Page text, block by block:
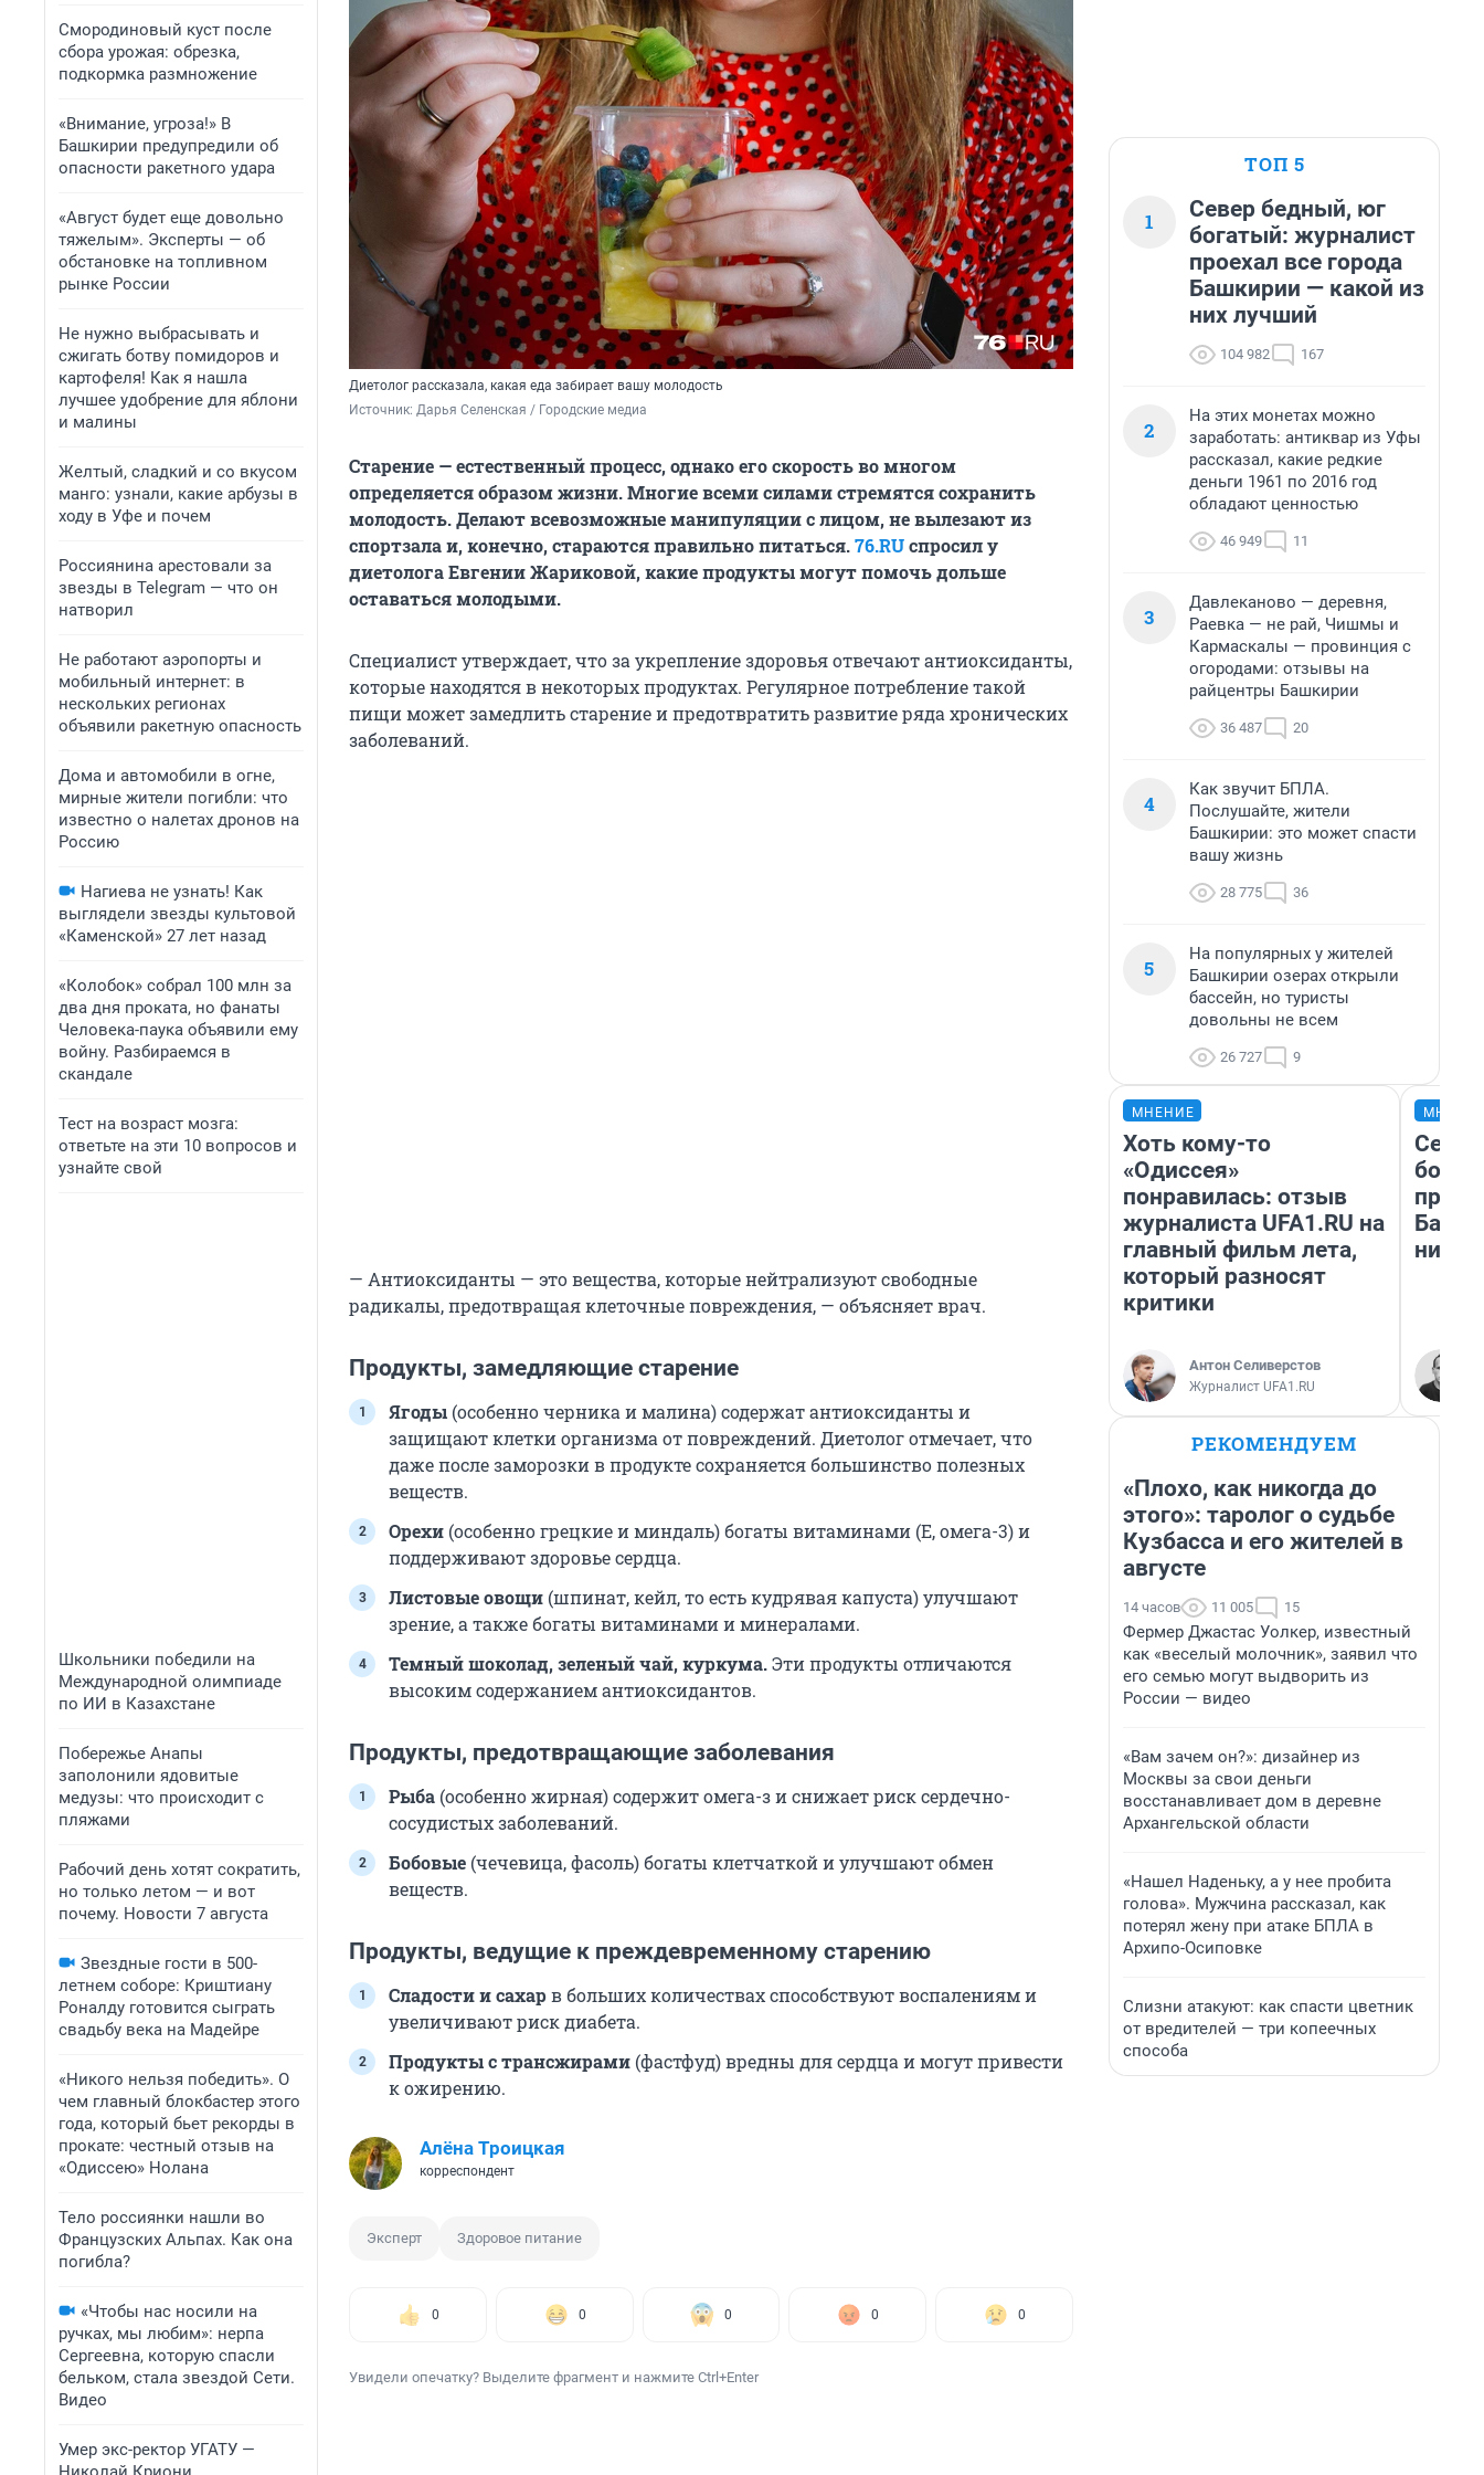
Смородиновый куст после
сбора урожая: обрезка,
подкормка размножение
«Внимание, угроза!» В
Башкирии предупредили об
опасности ракетного удара
«Август будет еще довольно
тяжелым». Эксперты — об
обстановке на топливном
рынке России
Не нужно выбрасывать и
сжигать ботву помидоров и
картофеля! Как я нашла
лучшее удобрение для яблони
и малины
Желтый, сладкий и со вкусом
манго: узнали, какие арбузы в
ходу в Уфе и почем
Россиянина арестовали за
звезды в Telegram — что он
натворил
Не работают аэропорты и
мобильный интернет: в
нескольких регионах
объявили ракетную опасность
Дома и автомобили в огне,
мирные жители погибли: что
известно о налетах дронов на
Россию
Нагиева не узнать! Как
выглядели звезды культовой
«Каменской» 27 лет назад
«Колобок» собрал 100 млн за
два дня проката, но фанаты
Человека-паука объявили ему
войну. Разбираемся в
скандале
Тест на возраст мозга:
ответьте на эти 10 вопросов и
узнайте свой
Школьники победили на
Международной олимпиаде
по ИИ в Казахстане
Побережье Анапы
заполонили ядовитые
медузы: что происходит с
пляжами
Рабочий день хотят сократить,
но только летом — и вот
почему. Новости 7 августа
Звездные гости в 500-
летнем соборе: Криштиану
Роналду готовится сыграть
свадьбу века на Мадейре
«Никого нельзя победить». О
чем главный блокбастер этого
года, который бьет рекорды в
прокате: честный отзыв на
«Одиссею» Нолана
Тело россиянки нашли во
Французских Альпах. Как она
погибла?
«Чтобы нас носили на
ручках, мы любим»: нерпа
Сергеевна, которую спасли
бельком, стала звездой Сети.
Видео
Умер экс-ректор УГАТУ —
Диетолог рассказала, какая еда забирает вашу молодость
Источник: Дарья Селенская / Городские медиа
Старение — естественный процесс, однако его скорость во многом
определяется образом жизни. Многие всеми силами стремятся сохранить
молодость. Делают всевозможные манипуляции с лицом, не вылезают из
спортзала и, конечно, стараются правильно питаться.76.RUспросил у
диетолога Евгении Жариковой, какие продукты могут помочь дольше
оставаться молодыми.
Специалист утверждает, что за укрепление здоровья отвечают антиоксиданты,
которые находятся в некоторых продуктах. Регулярное потребление такой
пищи может замедлить старение и предотвратить развитие ряда хронических
заболеваний.
— Антиоксиданты — это вещества, которые нейтрализуют свободные
радикалы, предотвращая клеточные повреждения, — объясняет врач.
Продукты, замедляющие старение
Ягоды (особенно черника и малина) содержат антиоксиданты и
защищают клетки организма от повреждений. Диетолог отмечает, что
даже после заморозки в продукте сохраняется большинство полезных
веществ.
Орехи (особенно грецкие и миндаль) богаты витаминами (Е, омега-3) и
поддерживают здоровье сердца.
Листовые овощи (шпинат, кейл, то есть кудрявая капуста) улучшают
зрение, а также богаты витаминами и минералами.
Темный шоколад, зеленый чай, куркума.Эти продукты отличаются
высоким содержанием антиоксидантов.
Продукты, предотвращающие заболевания
Рыба (особенно жирная) содержит омега-з и снижает риск сердечно-
сосудистых заболеваний.
Бобовые (чечевица, фасоль) богаты клетчаткой и улучшают обмен
веществ.
Продукты, ведущие к преждевременному старению
Сладости и сахарв больших количествах способствуют воспалениям и
увеличивают риск диабета.
Продукты с трансжирами (фастфуд) вредны для сердца и могут привести
к ожирению.
Алёна Троицкая
корреспондент
Эксперт Здоровое питание
0 0 0 0 0
Увидели опечатку? Выделите фрагмент и нажмите Ctrl+Enter
ТОП 5
1
Север бедный, юг
богатый: журналист
проехал все города
Башкирии — какой из
них лучший
104 982 167
2
На этих монетах можно
заработать: антиквар из Уфы
рассказал, какие редкие
деньги 1961 по 2016 год
обладают ценностью
46 949 11
3
Давлеканово — деревня,
Раевка — не рай, Чишмы и
Кармаскалы — провинция с
огородами: отзывы на
райцентры Башкирии
36 487 20
4
Как звучит БПЛА.
Послушайте, жители
Башкирии: это может спасти
вашу жизнь
28 775 36
5
На популярных у жителей
Башкирии озерах открыли
бассейн, но туристы
довольны не всем
26 727 9
МНЕНИЕ
Хоть кому-то
«Одиссея»
понравилась: отзыв
журналиста UFA1.RU на
главный фильм лета,
который разносят
критики
Антон Селиверстов
Журналист UFA1.RU
них
РЕКОМЕНДУЕМ
«Плохо, как никогда до
этого»: таролог о судьбе
Кузбасса и его жителей в
августе
14 часов 11 005 15
Фермер Джастас Уолкер, известный
как «веселый молочник», заявил что
его семью могут выдворить из
России — видео
«Вам зачем он?»: дизайнер из
Москвы за свои деньги
восстанавливает дом в деревне
Архангельской области
«Нашел Наденьку, а у нее пробита
голова». Мужчина рассказал, как
потерял жену при атаке БПЛА в
Архипо-Осиповке
Слизни атакуют: как спасти цветник
от вредителей — три копеечных
способа